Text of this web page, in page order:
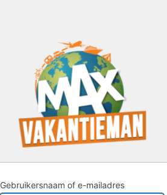
Gebruikersnaam of e-mailadres